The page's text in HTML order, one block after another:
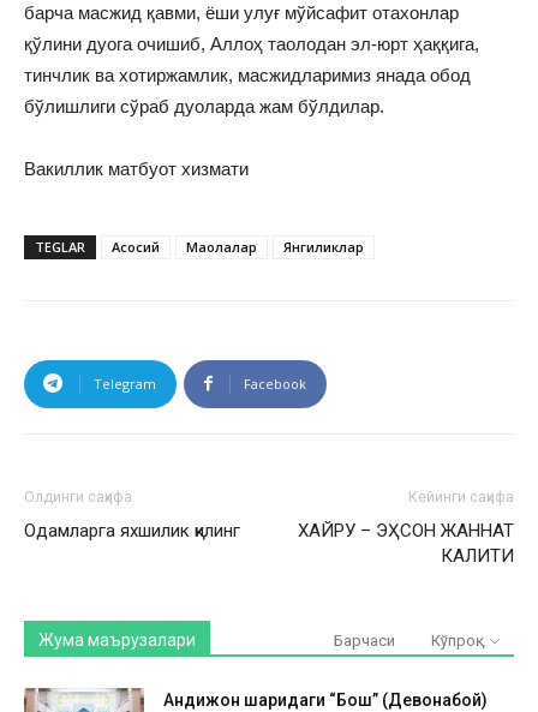
барча масжид қавми, ёши улуғ мўйсафит отахонлар
қўлини дуога очишиб, Аллоҳ таолодан эл-юрт ҳаққига,
тинчлик ва хотиржамлик, масжидларимиз янада обод
бўлишлиги сўраб дуоларда жам бўлдилар.
Вакиллик матбуот хизмати
TEGLAR Асосий Мақолалар Янгиликлар
Telegram Facebook
Олдинги саҳифа
Одамларга яхшилик қилинг
Кейинги саҳифа
ХАЙРУ – ЭҲСОН ЖАННАТ
КАЛИТИ
Жума маърузалари Барчаси Кўпроқ
Андижон шаҳридаги “Бош” (Девонабой)